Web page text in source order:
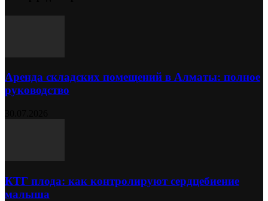
Аренда складских помещений в Алматы: полное
руководство
КТГ плода: как контролируют сердцебиение
малыша